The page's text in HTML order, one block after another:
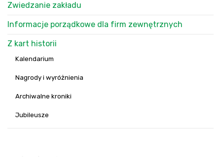
Zwiedzanie zakładu
Informacje porządkowe dla firm zewnętrznych
Z kart historii
Kalendarium
Nagrody i wyróżnienia
Archiwalne kroniki
Jubileusze